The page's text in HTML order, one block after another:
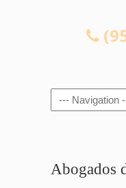
Navigation
Abogados